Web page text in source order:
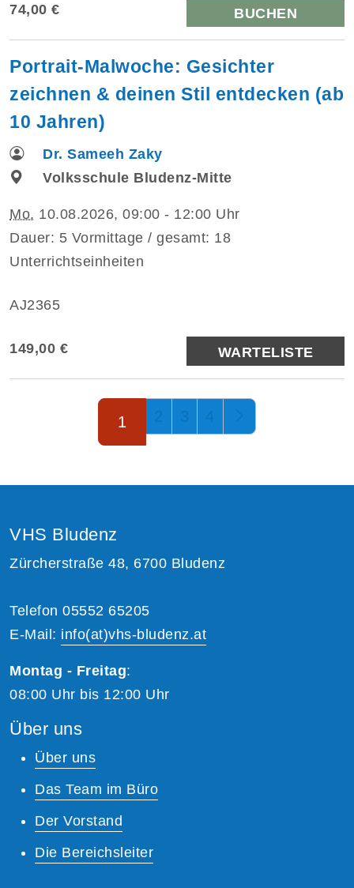
74,00 € BUCHEN
Portrait-Malwoche: Gesichter
zeichnen & deinen Stil entdecken (ab
10 Jahren)
Dr. Sameeh Zaky
Volksschule Bludenz-Mitte
Mo. 10.08.2026, 09:00 - 12:00 Uhr
Dauer: 5 Vormittage / gesamt: 18
Unterrichtseinheiten
AJ2365
149,00 € WARTELISTE
1 2 3 4
VHS Bludenz
Zürcherstraße 48, 6700 Bludenz
Telefon 05552 65205
E-Mail: info(at)vhs-bludenz.at
Montag - Freitag:
08:00 Uhr bis 12:00 Uhr
Über uns
Über uns
Das Team im Büro
Der Vorstand
Die Bereichsleiter